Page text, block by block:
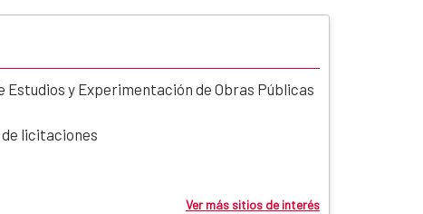
Estudios y Experimentación de Obras Públicas
de licitaciones
Ver más sitios de interés